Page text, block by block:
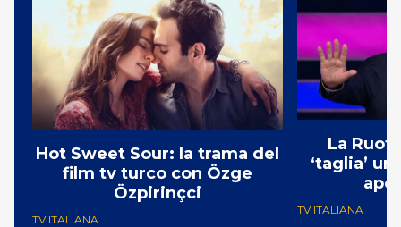
Hot Sweet Sour: la trama del
film tv turco con Özge
Özpirinçci
TV ITALIANA
La
‘taglia’
TV ITALIANA